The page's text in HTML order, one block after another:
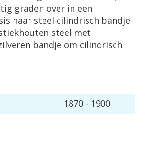
graden over in een
naar steel cilindrisch bandje
steel met
bandje om cilindrisch
1870 - 1900